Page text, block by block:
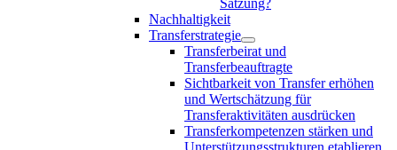
Nachhaltigkeit
Transferstrategie
Transferbeirat und
Transferbeauftragte
Sichtbarkeit von Transfer erhöhen
und Wertschätzung für
Transferaktivitäten ausdrücken
Transferkompetenzen stärken und
Unterstützungsstrukturen etablieren